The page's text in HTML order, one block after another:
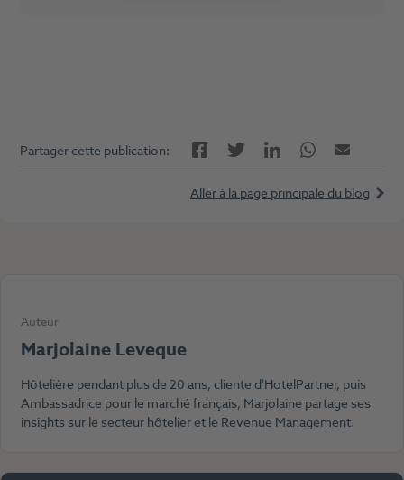
Partager cette publication: FacebookTwitterLinkedInTwitterE-mail
Aller à la page principale du blog
Auteur
Marjolaine Leveque
Hôtelière pendant plus de 20 ans, cliente d'HotelPartner, puis
Ambassadrice pour le marché français, Marjolaine partage ses
insights sur le secteur hôtelier et le Revenue Management.